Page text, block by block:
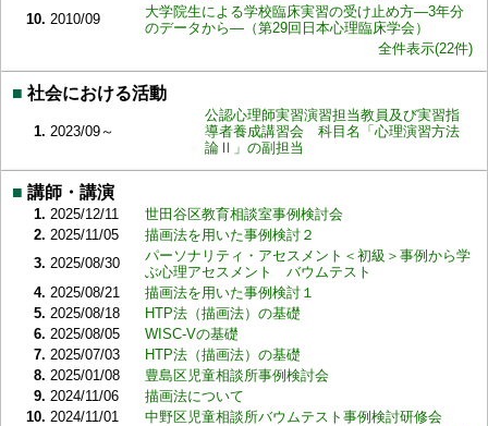
10. 2010/09
大学院生による学校臨床実習の受け止め方―3年分
のデータから―（第29回日本心理臨床学会）
全件表示(22件)
■ 社会における活動
1. 2023/09～
公認心理師実習演習担当教員及び実習指
導者養成講習会 科目名「心理演習方法
論Ⅱ」の副担当
■ 講師・講演
1. 2025/12/11
世田谷区教育相談室事例検討会
2. 2025/11/05
描画法を用いた事例検討２
3. 2025/08/30
パーソナリティ・アセスメント＜初級＞事例から学
ぶ心理アセスメント バウムテスト
4. 2025/08/21
描画法を用いた事例検討１
5. 2025/08/18
HTP法（描画法）の基礎
6. 2025/08/05
WISC-Vの基礎
7. 2025/07/03
HTP法（描画法）の基礎
8. 2025/01/08
豊島区児童相談所事例検討会
9. 2024/11/06
描画法について
10. 2024/11/01
中野区児童相談所バウムテスト事例検討研修会